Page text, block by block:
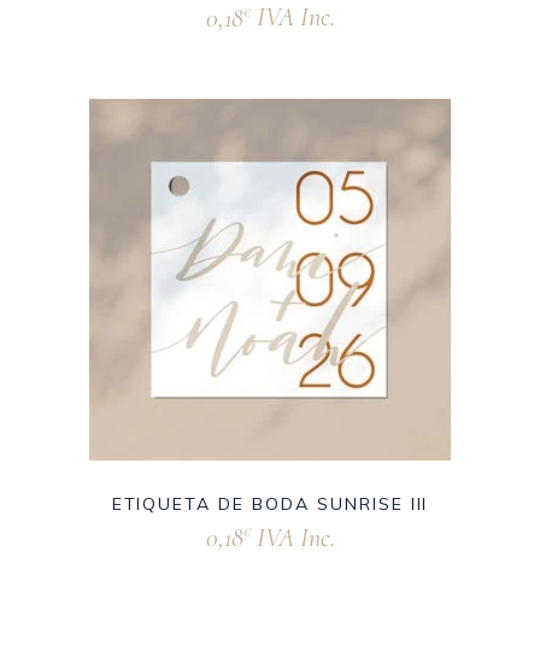
0,18€ IVA Inc.
ETIQUETA DE BODA SUNRISE III
0,18€ IVA Inc.